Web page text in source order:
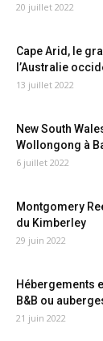
20 juillet 2022
Cape Arid, le
l’Australie
13 juillet 2022
New South
Wollongong à
6 juillet 2022
Montgomery
du Kimberley
29 juin 2022
Hébergements
B&B ou
21 juin 2022